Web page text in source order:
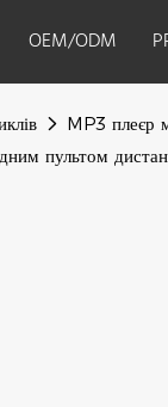
OEM/ODM
MP3 плеєр
пультом